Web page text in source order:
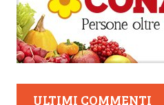
ULTIMI COMMENTI